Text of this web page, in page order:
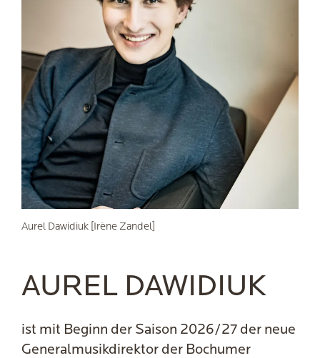
Aurel Dawidiuk [Irène Zandel]
AUREL DAWIDIUK
ist mit Beginn der Saison 2026/27 der neue
Generalmusikdirektor der Bochumer